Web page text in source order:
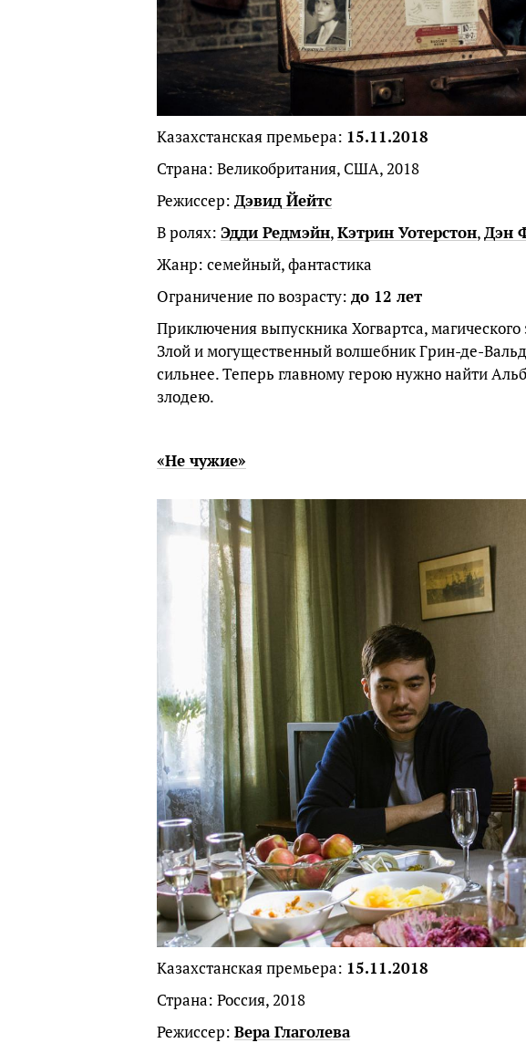
Казахстанская премьера: 15.11.2018
Страна: Великобритания, США, 2018
Режиссер: Дэвид Йейтс
В ролях: Эдди Редмэйн,Кэтрин Уотерстон,Дэн
Жанр: семейный, фантастика
Ограничение по возрасту: до 12 лет
Приключения выпускника Хогвартса,
Злой и могущественный волшебник Грин-де-
сильнее. Теперь главному герою нужно найти
злодею.
«Не чужие»
Казахстанская премьера: 15.11.2018
Страна: Россия, 2018
Режиссер: Вера Глаголева